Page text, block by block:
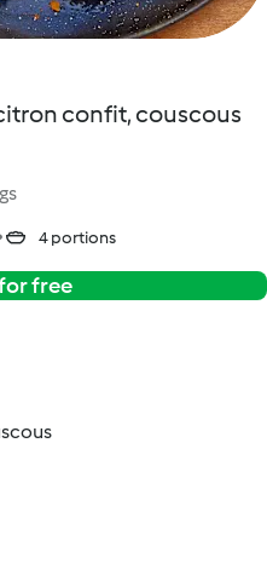
confit, couscous
4 portions
free